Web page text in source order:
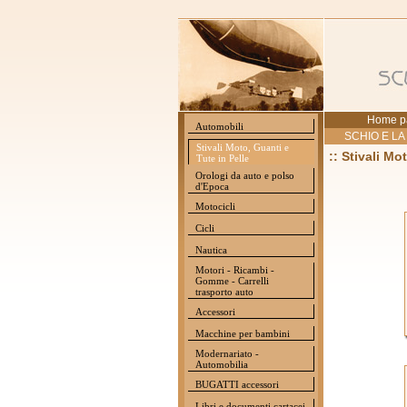
Automobili
Stivali Moto, Guanti e
Tute in Pelle
Orologi da auto e polso
d'Epoca
Motocicli
Cicli
Nautica
Motori - Ricambi -
Gomme - Carrelli
trasporto auto
Accessori
Macchine per bambini
Modernariato -
Automobilia
BUGATTI accessori
Home
SCHIO E LA
:: Stivali